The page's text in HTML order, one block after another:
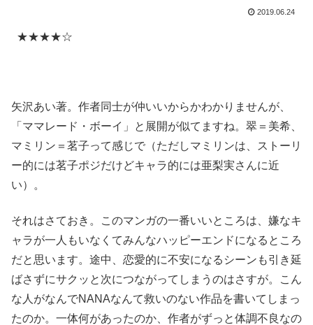
2019.06.24
★★★★☆
矢沢あい著。作者同士が仲いいからかわかりませんが、
「ママレード・ボーイ」と展開が似てますね。翠＝美希、
マミリン＝茗子って感じで（ただしマミリンは、ストーリ
ー的には茗子ポジだけどキャラ的には亜梨実さんに近
い）。
それはさておき。このマンガの一番いいところは、嫌なキ
ャラが一人もいなくてみんなハッピーエンドになるところ
だと思います。途中、恋愛的に不安になるシーンも引き延
ばさずにサクッと次につながってしまうのはさすが。こん
な人がなんでNANAなんて救いのない作品を書いてしまっ
たのか。一体何があったのか、作者がずっと体調不良なの